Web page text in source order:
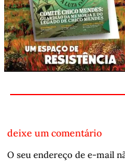
deixe um comentário
O seu endereço de e-mail